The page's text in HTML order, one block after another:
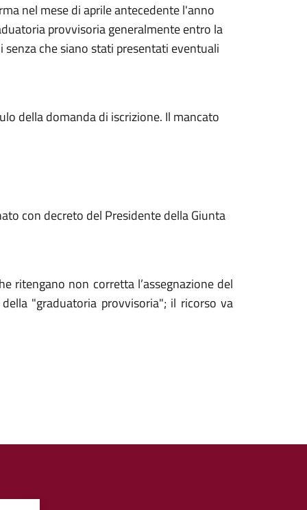
nel mese di aprile antecedente l'anno
provvisoria generalmente entro la
che siano stati presentati eventuali
della domanda di iscrizione. Il mancato
con decreto del Presidente della Giunta
ritengano non corretta l’assegnazione del
"graduatoria provvisoria"; il ricorso va